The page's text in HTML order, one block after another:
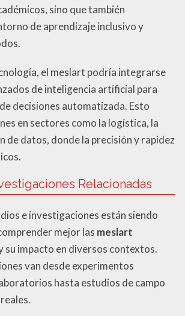
sino que también
de aprendizaje inclusivo y
el meslart podría integrarse
de inteligencia artificial para
decisiones automatizada. Esto
en sectores como la logística, la
de datos, donde la precisión y rapidez
Relacionadas
e investigaciones están siendo
mejor las meslart
su impacto en diversos contextos.
van desde experimentos
hasta estudios de campo